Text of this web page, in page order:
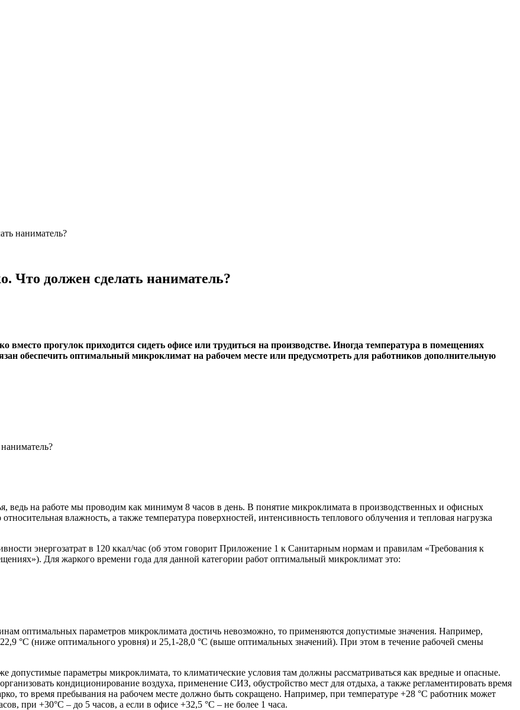
наниматель?
Что должен сделать наниматель?
прогулок приходится сидеть офисе или трудиться на производстве. Иногда температура в помещениях
обеспечить оптимальный микроклимат на рабочем месте или предусмотреть для работников дополнительную
ведь на работе мы проводим как минимум 8 часов в день. В понятие микроклимата в производственных и офисных
влажность, а также температура поверхностей, интенсивность теплового облучения и тепловая нагрузка
энергозатрат в 120 ккал/час (об этом говорит Приложение 1 к Санитарным нормам и правилам «Требования к
Для жаркого времени года для данной категории работ оптимальный микроклимат это:
оптимальных параметров микроклимата достичь невозможно, то применяются допустимые значения. Например,
°С (ниже оптимального уровня) и 25,1-28,0 °С (выше оптимальных значений). При этом в течение рабочей смены
параметры микроклимата, то климатические условия там должны рассматриваться как вредные и опасные.
кондиционирование воздуха, применение СИЗ, обустройство мест для отдыха, а также регламентировать время
то время пребывания на рабочем месте должно быть сокращено. Например, при температуре +28 °С работник может
при +30°С – до 5 часов, а если в офисе +32,5 °С – не более 1 часа.